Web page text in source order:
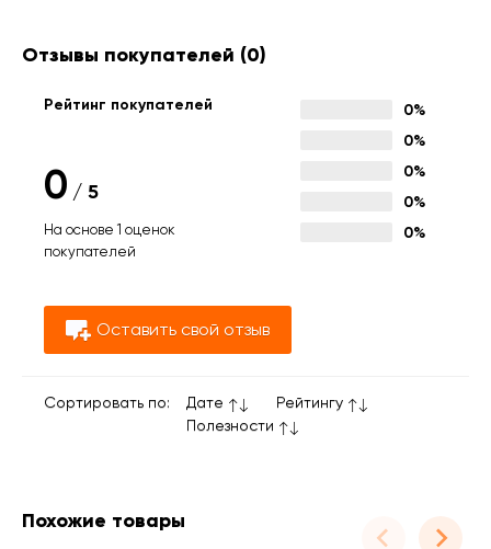
Отзывы покупателей (0)
Рейтинг покупателей
0 / 5
На основе 1 оценок
покупателей
0%
0%
0%
0%
0%
Оставить свой отзыв
Сортировать по: Дате
Рейтингу
Полезности
Похожие товары